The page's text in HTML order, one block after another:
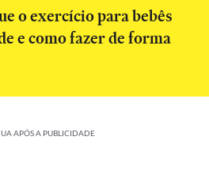
o exercício para bebês
e como fazer de forma
APÓS A PUBLICIDADE